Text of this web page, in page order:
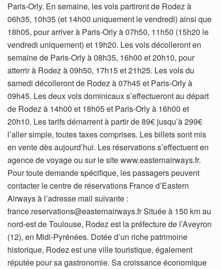
Paris-Orly. En semaine, les vols partiront de Rodez à
06h35, 10h35 (et 14h00 uniquement le vendredi) ainsi que
18h05, pour arriver à Paris-Orly à 07h50, 11h50 (15h20 le
vendredi uniquement) et 19h20. Les vols décolleront en
semaine de Paris-Orly à 08h35, 16h00 et 20h10, pour
atterrir à Rodez à 09h50, 17h15 et 21h25. Les vols du
samedi décolleront de Rodez à 07h45 et Paris-Orly à
09h45. Les deux vols dominicaux s’effectueront au départ
de Rodez à 14h00 et 18h05 et Paris-Orly à 16h00 et
20h10. Les tarifs démarrent à partir de 89€ jusqu’à 299€
l’aller simple, toutes taxes comprises. Les billets sont mis
en vente dès aujourd’hui. Les réservations s’effectuent en
agence de voyage ou sur le site www.easternairways.fr.
Pour toute demande spécifique, les passagers peuvent
contacter le centre de réservations France d’Eastern
Airways à l’adresse mail suivante :
france.reservations@easternairways.fr Située à 150 km au
nord-est de Toulouse, Rodez est la préfecture de l’Aveyron
(12), en Midi-Pyrénées. Dotée d’un riche patrimoine
historique, Rodez est une ville touristique, également
réputée pour sa gastronomie. Sa croissance économique